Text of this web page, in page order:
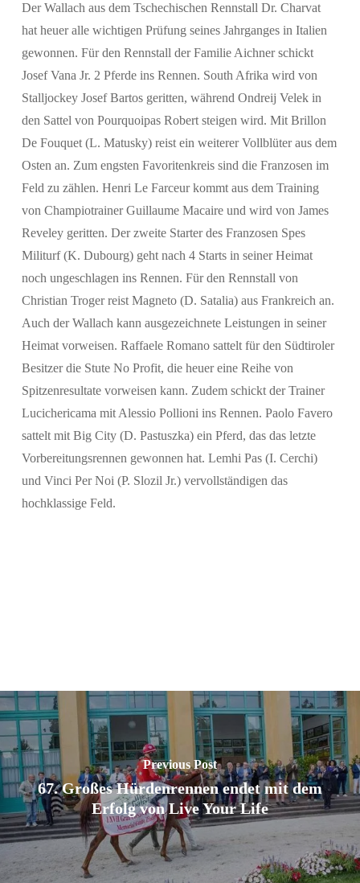
Der Wallach aus dem Tschechischen Rennstall Dr. Charvat
hat heuer alle wichtigen Prüfung seines Jahrganges in Italien
gewonnen. Für den Rennstall der Familie Aichner schickt
Josef Vana Jr. 2 Pferde ins Rennen. South Afrika wird von
Stalljockey Josef Bartos geritten, während Ondreij Velek in
den Sattel von Pourquoipas Robert steigen wird. Mit Brillon
De Fouquet (L. Matusky) reist ein weiterer Vollblüter aus dem
Osten an. Zum engsten Favoritenkreis sind die Franzosen im
Feld zu zählen. Henri Le Farceur kommt aus dem Training
von Champiotrainer Guillaume Macaire und wird von James
Reveley geritten. Der zweite Starter des Franzosen Spes
Militurf (K. Dubourg) geht nach 4 Starts in seiner Heimat
noch ungeschlagen ins Rennen. Für den Rennstall von
Christian Troger reist Magneto (D. Satalia) aus Frankreich an.
Auch der Wallach kann ausgezeichnete Leistungen in seiner
Heimat vorweisen. Raffaele Romano sattelt für den Südtiroler
Besitzer die Stute No Profit, die heuer eine Reihe von
Spitzenresultate vorweisen kann. Zudem schickt der Trainer
Lucichericama mit Alessio Pollioni ins Rennen. Paolo Favero
sattelt mit Big City (D. Pastuszka) ein Pferd, das das letzte
Vorbereitungsrennen gewonnen hat. Lemhi Pas (I. Cerchi)
und Vinci Per Noi (P. Slozil Jr.) vervollständigen das
hochklassige Feld.
Previous Post
67. Großes Hürdenrennen endet mit dem
Erfolg von Live Your Life